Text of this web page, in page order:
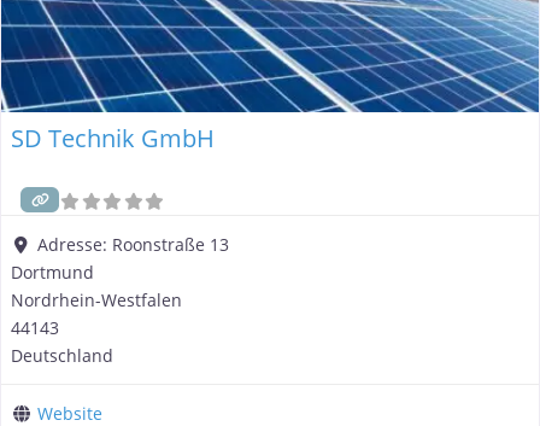
SD Technik GmbH
Adresse: Roonstraße 13
Dortmund
Nordrhein-Westfalen
44143
Deutschland
Website